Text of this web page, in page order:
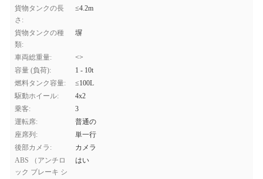
貨物タンクの長
さ:
≤4.2m
貨物タンクの種
類:
塀
車両総重量:
<>
容量 (負荷):
1 - 10t
燃料タンク容量:
≤100L
駆動ホイール:
4x2
乗客:
3
運転席:
普通の
座席列:
単一行
後部カメラ:
カメラ
ABS （アンチロ
ック ブレーキ シ
はい